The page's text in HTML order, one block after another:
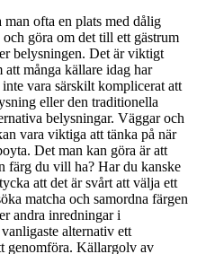
ofta en plats med dålig
göra om det till ett gästrum
belysningen. Det är viktigt
många källare idag har
vara särskilt komplicerat att
eller den traditionella
belysningar. Väggar och
vara viktiga att tänka på när
Det man kan göra är att
färg du vill ha? Har du kanske
att det är svårt att välja ett
matcha och samordna färgen
andra inredningar i
alternativ ett
genomföra. Källargolv av